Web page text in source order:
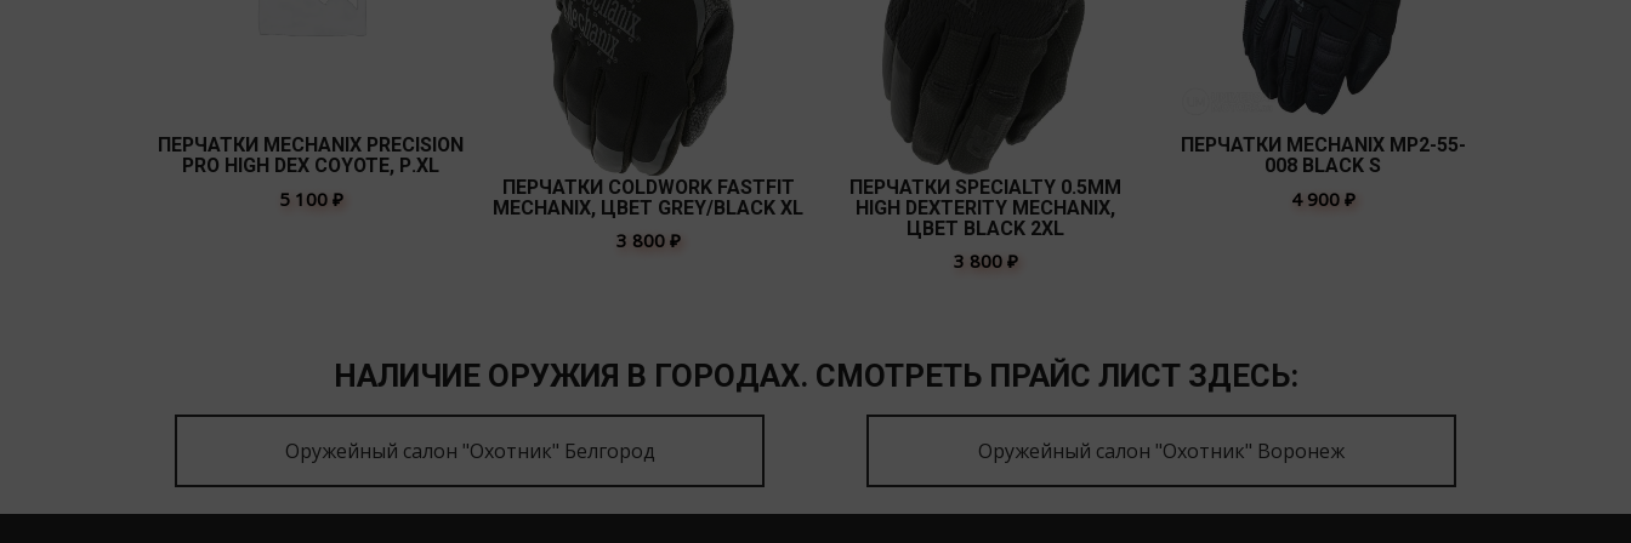
ПЕРЧАТКИ MECHANIX PRECISION
PRO HIGH DEX СOYOTE, Р.XL
5 100 ₽
ПЕРЧАТКИ COLDWORK FASTFIT
MECHANIX, ЦВЕТ GREY/BLACK XL
3 800 ₽
ПЕРЧАТКИ SPECIALTY 0.5MM
HIGH DEXTERITY MECHANIX,
ЦВЕТ BLACK 2XL
3 800 ₽
ПЕРЧАТКИ MECHANIX MP2-55-
008 BLACK S
4 900 ₽
НАЛИЧИЕ ОРУЖИЯ В ГОРОДАХ. СМОТРЕТЬ ПРАЙС ЛИСТ ЗДЕСЬ:
Оружейный салон "Охотник" Белгород Оружейный салон "Охотник" Воронеж